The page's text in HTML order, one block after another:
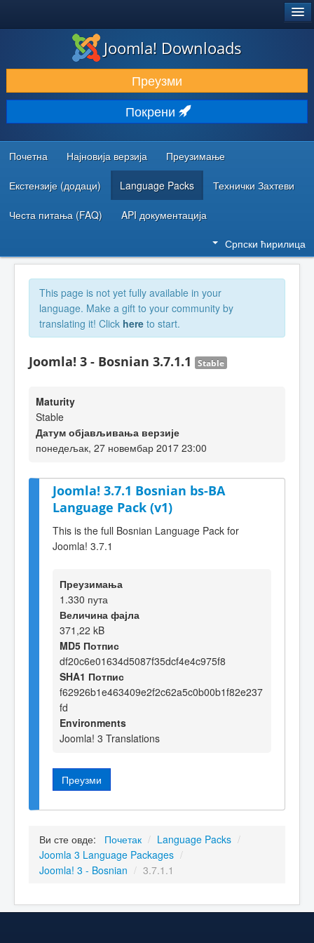
ПРЕУЗИМАЊЕ И ПРОШИРЕЊА (ЕКСТЕНЗИЈЕ)
ОТКРИЈТЕ И НАУЧИТЕ
ЗАЈЕДНИЦА И ПОДРШКА
РЕСУРСИ ЗА РАЗВОЈ
Joomla! Downloads
Преузми
Покрени
Почетна Најновија верзија Преузимање
Екстензије (додаци) Language Packs Технички Захтеви
Честа питања (FAQ) API документација
Српски ћирилица
This page is not yet fully available in your
language. Make a gift to your community by
translating it! Click here to start.
Joomla! 3 - Bosnian 3.7.1.1 Stable
Maturity
Stable
Датум објављивања верзије
понедељак, 27 новембар 2017 23:00
Joomla! 3.7.1 Bosnian bs-BA
Language Pack (v1)
This is the full Bosnian Language Pack for
Joomla! 3.7.1
Преузимања
1.330 пута
Величина фајла
371,22 kB
MD5 Потпис
df20c6e01634d5087f35dcf4e4c975f8
SHA1 Потпис
f62926b1e463409e2f2c62a5c0b00b1f82e237
fd
Environments
Joomla! 3 Translations
Преузми
Ви сте овде: Почетак / Language Packs /
Joomla 3 Language Packages /
Joomla! 3 - Bosnian / 3.7.1.1